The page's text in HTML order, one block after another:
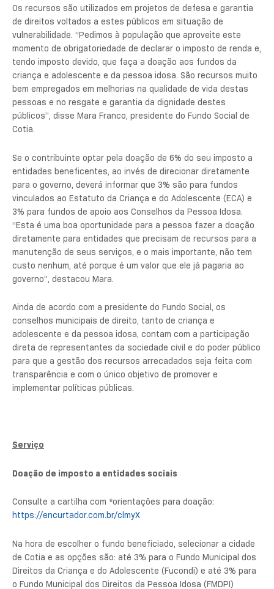
Os recursos são utilizados em projetos de defesa e garantia
de direitos voltados a estes públicos em situação de
vulnerabilidade. “Pedimos à população que aproveite este
momento de obrigatoriedade de declarar o imposto de renda e,
tendo imposto devido, que faça a doação aos fundos da
criança e adolescente e da pessoa idosa. São recursos muito
bem empregados em melhorias na qualidade de vida destas
pessoas e no resgate e garantia da dignidade destes
públicos”, disse Mara Franco, presidente do Fundo Social de
Cotia.
Se o contribuinte optar pela doação de 6% do seu imposto a
entidades beneficentes, ao invés de direcionar diretamente
para o governo, deverá informar que 3% são para fundos
vinculados ao Estatuto da Criança e do Adolescente (ECA) e
3% para fundos de apoio aos Conselhos da Pessoa Idosa.
“Esta é uma boa oportunidade para a pessoa fazer a doação
diretamente para entidades que precisam de recursos para a
manutenção de seus serviços, e o mais importante, não tem
custo nenhum, até porque é um valor que ele já pagaria ao
governo”, destacou Mara.
Ainda de acordo com a presidente do Fundo Social, os
conselhos municipais de direito, tanto de criança e
adolescente e da pessoa idosa, contam com a participação
direta de representantes da sociedade civil e do poder público
para que a gestão dos recursos arrecadados seja feita com
transparência e com o único objetivo de promover e
implementar políticas públicas.
Serviço
Doação de imposto a entidades sociais
Consulte a cartilha com *orientações para doação:
https://encurtador.com.br/clmyX
Na hora de escolher o fundo beneficiado, selecionar a cidade
de Cotia e as opções são: até 3% para o Fundo Municipal dos
Direitos da Criança e do Adolescente (Fucondi) e até 3% para
o Fundo Municipal dos Direitos da Pessoa Idosa (FMDPI)